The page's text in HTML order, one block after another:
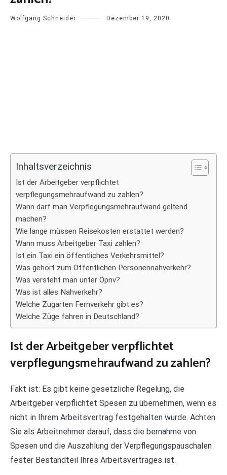
Wolfgang Schneider Dezember 19, 2020
Inhaltsverzeichnis
Ist der Arbeitgeber verpflichtet
verpflegungsmehraufwand zu zahlen?
Wann darf man Verpflegungsmehraufwand geltend
machen?
Wie lange müssen Reisekosten erstattet werden?
Wann muss Arbeitgeber Taxi zahlen?
Ist ein Taxi ein öffentliches Verkehrsmittel?
Was gehört zum Öffentlichen Personennahverkehr?
Was versteht man unter Öpnv?
Was ist alles Nahverkehr?
Welche Zugarten Fernverkehr gibt es?
Welche Züge fahren in Deutschland?
Ist der Arbeitgeber verpflichtet
verpflegungsmehraufwand zu zahlen?
Fakt ist: Es gibt keine gesetzliche Regelung, die
Arbeitgeber verpflichtet Spesen zu übernehmen, wenn es
nicht in Ihrem Arbeitsvertrag festgehalten wurde. Achten
Sie als Arbeitnehmer darauf, dass die bernahme von
Spesen und die Auszahlung der Verpflegungspauschalen
fester Bestandteil Ihres Arbeitsvertrages ist.